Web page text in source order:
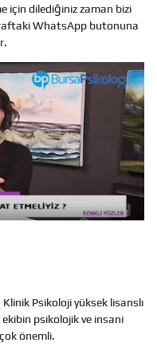
için dilediğiniz zaman bizi
WhatsApp butonuna
Psikoloji yüksek lisanslı
ekibin psikolojik ve insani
önemli.